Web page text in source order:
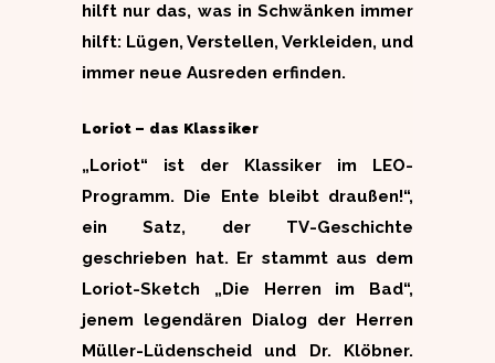
hilft nur das, was in Schwänken immer
hilft: Lügen, Verstellen, Verkleiden, und
immer neue Ausreden erfinden.
Loriot – das Klassiker
„Loriot“ ist der Klassiker im LEO-
Programm. Die Ente bleibt draußen!“,
ein Satz, der TV-Geschichte
geschrieben hat. Er stammt aus dem
Loriot-Sketch „Die Herren im Bad“,
jenem legendären Dialog der Herren
Müller-Lüdenscheid und Dr. Klöbner.